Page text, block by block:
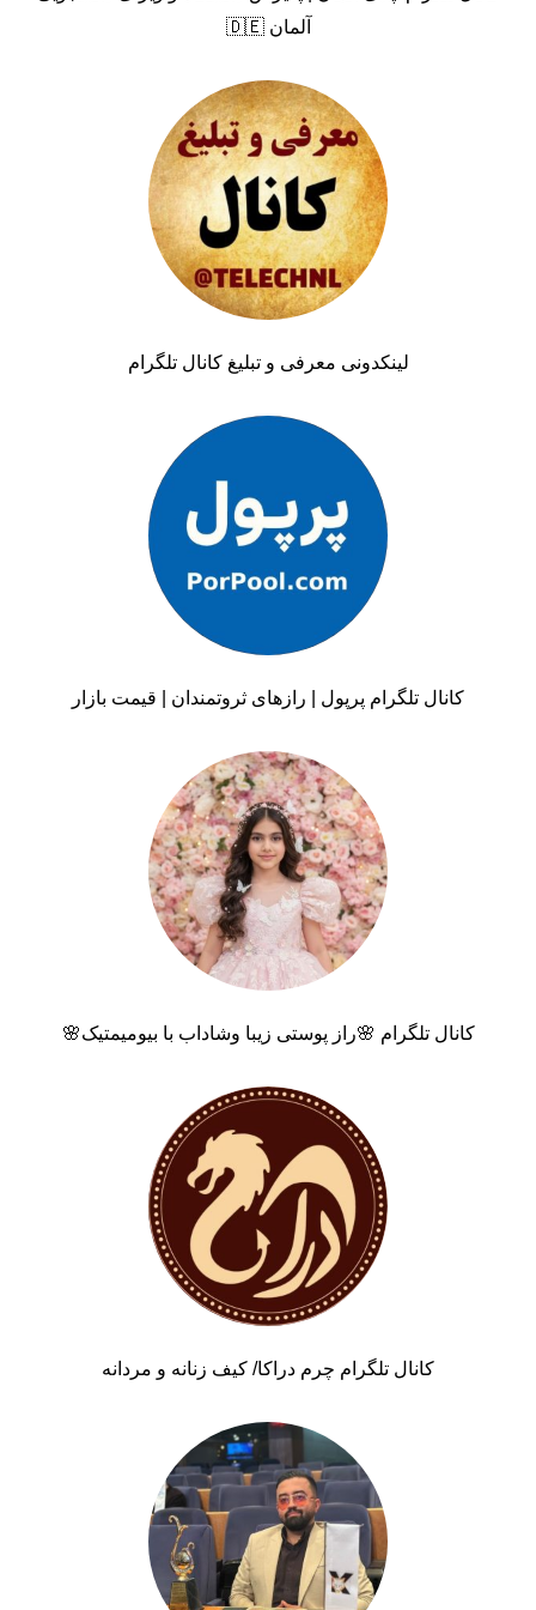
آلمان 🇩🇪
لینکدونی معرفی و تبلیغ کانال تلگرام
کانال تلگرام پرپول | رازهای ثروتمندان | قیمت بازار
کانال تلگرام 🌸راز پوستی زیبا وشاداب با بیومیمتیک🌸
کانال تلگرام چرم دراکا/ کیف زنانه و مردانه